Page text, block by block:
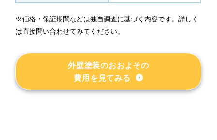
※価格・保証期間などは独自調査に基づく内容です。詳しく
は直接問い合わせてみてください。
外壁塗装のおおよその
費用を見てみる